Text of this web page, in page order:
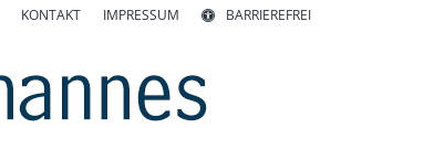
KONTAKT IMPRESSUM BARRIEREFREI